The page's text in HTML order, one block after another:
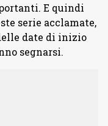
E quindi
serie acclamate,
date di inizio
segnarsi.